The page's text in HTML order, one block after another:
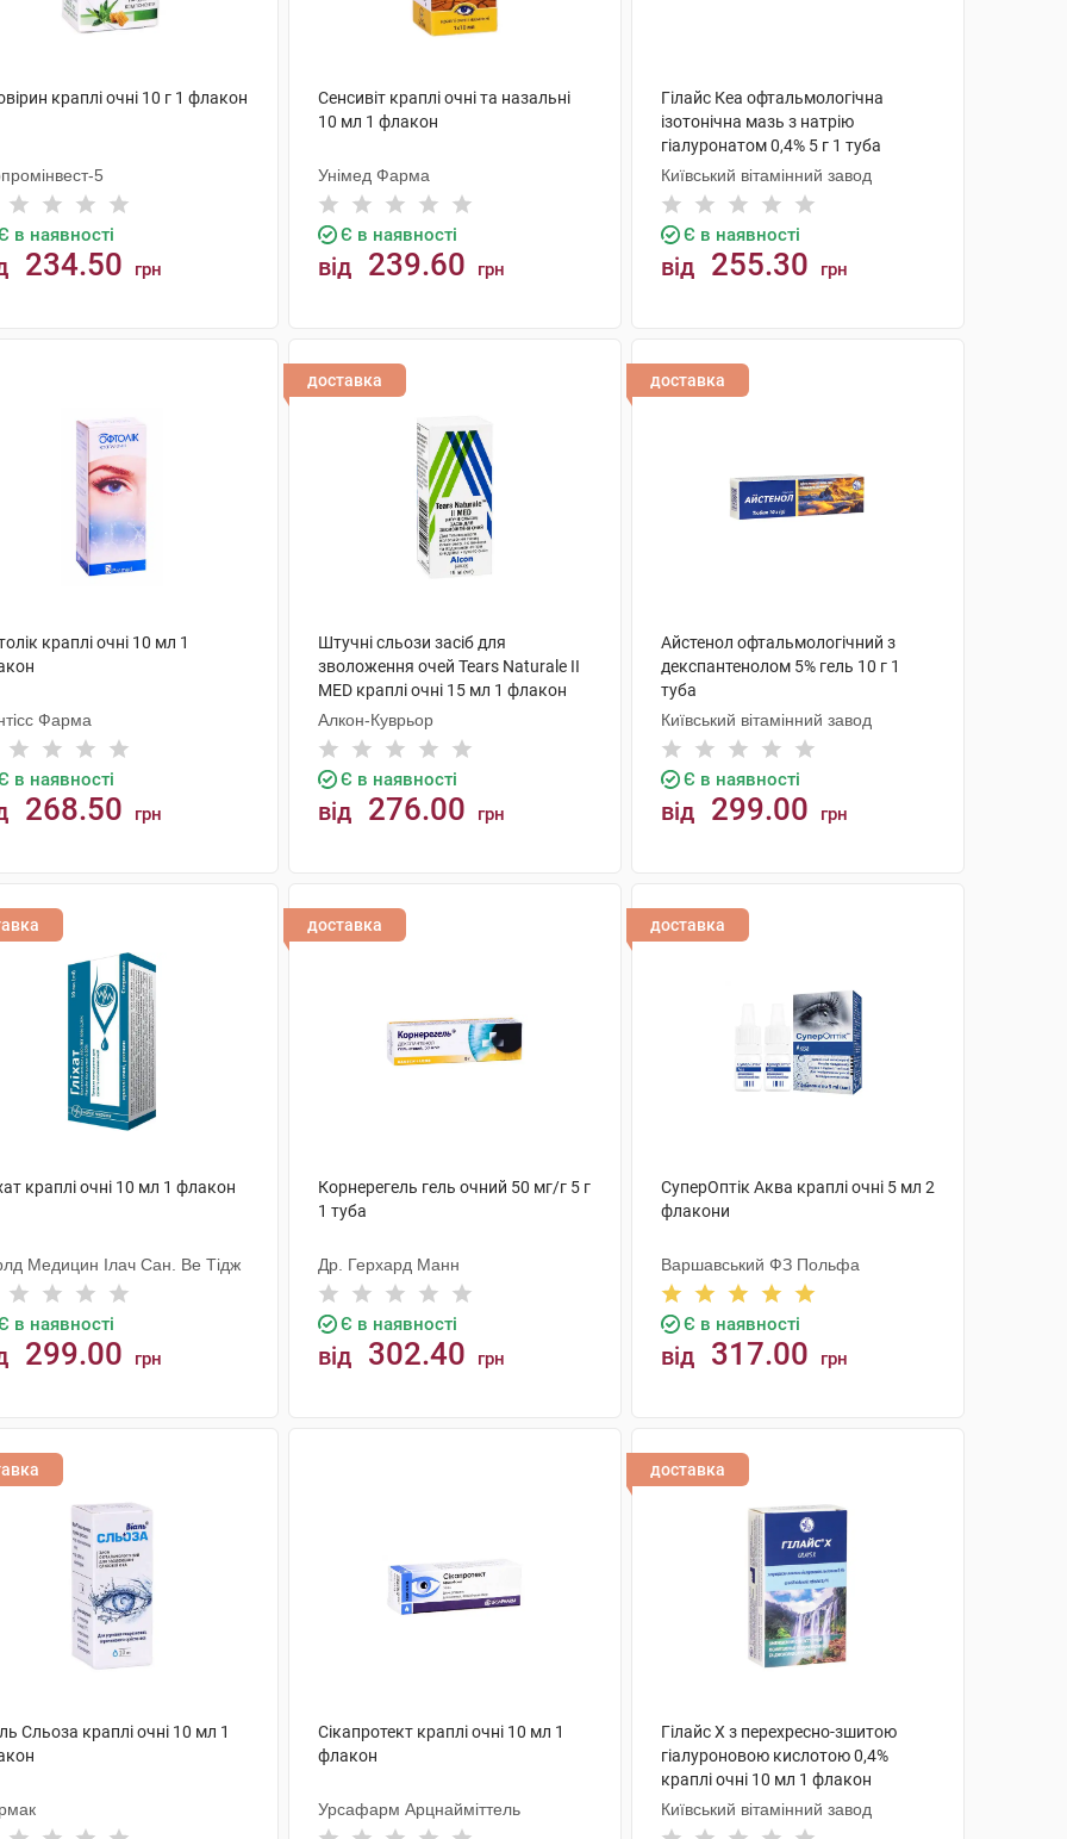
краплі очні 10 г 1 флакон
5
в наявності
234.50 грн
Сенсивіт краплі очні та назальні
10 мл 1 флакон
Унімед Фарма
Є в наявності
від 239.60 грн
Гілайс Кеа офтальмологічна
ізотонічна мазь з натрію
гіалуронатом 0,4% 5 г 1 туба
Київський вітамінний завод
Є в наявності
від 255.30 грн
краплі очні 10 мл 1
Фарма
в наявності
268.50 грн
доставка
Штучні сльози засіб для
зволоження очей Tears Naturale II
MED краплі очні 15 мл 1 флакон
Алкон-Куврьор
Є в наявності
від 276.00 грн
доставка
Айстенол офтальмологічний з
декспантенолом 5% гель 10 г 1
туба
Київський вітамінний завод
Є в наявності
від 299.00 грн
краплі очні 10 мл 1 флакон
Медицин Ілач Сан. Ве Тідж
в наявності
299.00 грн
доставка
Корнерегель гель очний 50 мг/г 5 г
1 туба
Др. Герхард Манн
Є в наявності
від 302.40 грн
доставка
СуперОптік Аква краплі очні 5 мл 2
флакони
Варшавський ФЗ Польфа
Є в наявності
від 317.00 грн
Сльоза краплі очні 10 мл 1
Сікапротект краплі очні 10 мл 1
флакон
Урсафарм Арцнайміттель
доставка
Гілайс Х з перехресно-зшитою
гіалуроновою кислотою 0,4%
краплі очні 10 мл 1 флакон
Київський вітамінний завод